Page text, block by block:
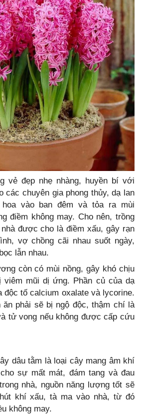
vẻ đẹp nhẹ nhàng, huyền bí với
các chuyên gia phong thủy, dạ lan
vào ban đêm và tỏa ra mùi
điềm không may. Cho nên, trồng
được cho là điềm xấu, gây rạn
vợ chồng cãi nhau suốt ngày,
lẫn nhau.
còn có mùi nồng, gây khó chịu
mũi dị ứng. Phần củ của dạ
độc tố calcium oxalate và lycorine.
phải sẽ bị ngộ độc, thậm chí là
tử vong nếu không được cấp cứu
dâu tằm là loại cây mang âm khí
sự mất mát, đám tang và đau
nhà, nguồn năng lượng tốt sẽ
khí xấu, tà ma vào nhà, từ đó
không may.